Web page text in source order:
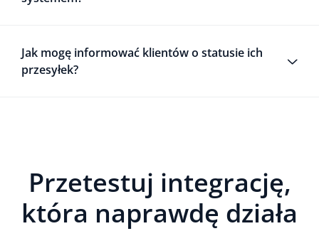
Jak mogę informować klientów o statusie ich
przesyłek?
Przetestuj integrację,
która naprawdę działa